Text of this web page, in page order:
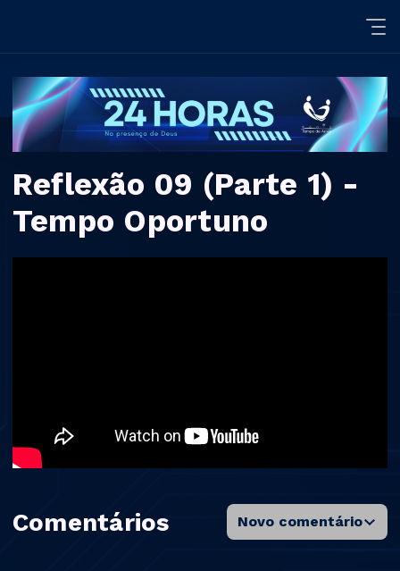
Reflexão 09 (Parte 1) -
Tempo Oportuno
Comentários Novo comentário